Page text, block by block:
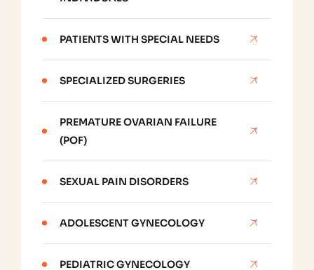
PATIENTS WITH SPECIAL NEEDS
SPECIALIZED SURGERIES
PREMATURE OVARIAN FAILURE
(POF)
SEXUAL PAIN DISORDERS
ADOLESCENT GYNECOLOGY
PEDIATRIC GYNECOLOGY